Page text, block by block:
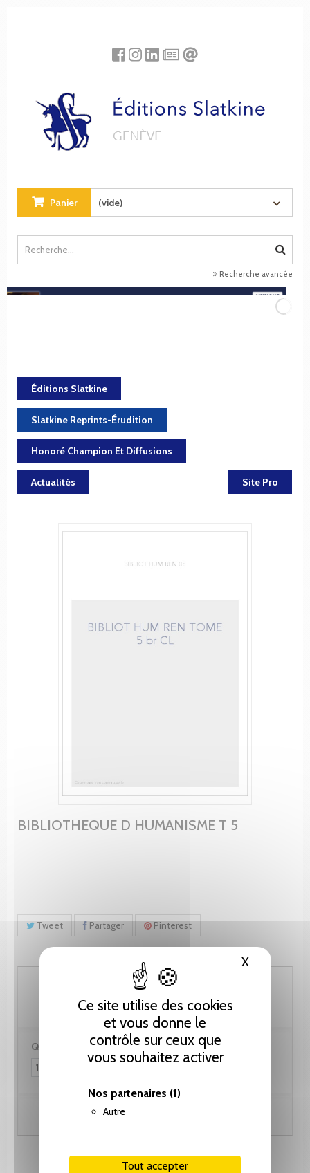
Ce site utilise des cookies
et vous donne le
contrôle sur ceux que
vous souhaitez activer
Nos partenaires (1)
Autre
Tout accepter
XMasquer
Panier (vide)
Recherche avancée
Éditions Slatkine
Slatkine Reprints-Érudition
Honoré Champion Et Diffusions
Actualités Site Pro
BIBLIOTHEQUE D HUMANISME T 5
Tweet Partager Pinterest
92.35 CHF
Quantité :
Ajouter au panier